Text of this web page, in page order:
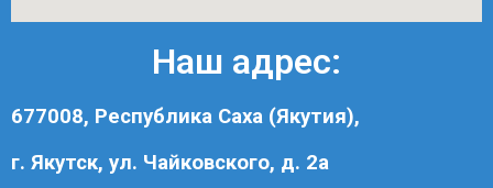
Наш адрес:
677008, Республика Саха (Якутия),
г. Якутск, ул. Чайковского, д. 2а